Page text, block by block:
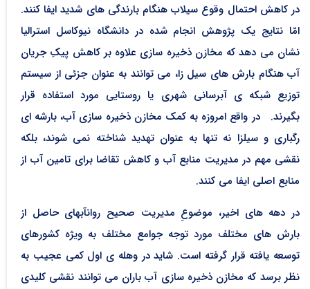
در کاهش احتمال وقوع سیلاب هنگام بارندگی ­های شدید ایفا کنند.
امّا نتایج یک پژوهش انجام شده در دانشگاه نیوکاسل استرالیا
نشان می ­دهد که مخازن ذخیره ­سازی علاوه بر کاهش پیکِ جریان
آب هنگام بارش ­های سیل­ زا، می­ توانند به عنوان جزئی از سیستم
توزیع شبکه­ ی آب­رسانی شهری یا روستایی مورد استفاده قرار
بگیرند. در واقع امروزه به کمک مخازن ذخیره­ سازی آب، بارش­ه ای
رگباری و سیل­زا نه تنها به عنوان تهدید شناخته نمی شوند، بلکه
نقشی مهم در مدیریت منابع آب و کاهش تقاضا برای تامین آب از
منابع اصلی ایفا می­ کنند.
در دهه ­های اخیر، موضوعِ مدیریت صحیح روانآب­های حاصل از
بارش ­های مختلف مورد توجه جوامع مختلف به ویژه کشورهای
توسعه ­یافته قرار گرفته است. شاید در وهله­ ی اول کمی عجیب به
نظر برسد که مخازن ذخیره ­سازی آب باران می­ توانند نقشی کلیدی